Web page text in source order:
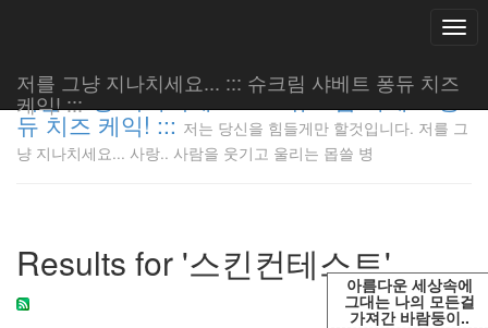
아름다운 세상속에
그대는 나의 모든걸
가져간 바람둥이..
저를 그냥 지나치세요... ::: 슈크림 샤베트 퐁듀 치즈
케익! :::
저를 그냥 지나치세요... ::: 슈크림 샤베트 퐁
듀 치즈 케익! ::: 저는 당신을 힘들게만 할것입니다. 저를 그
냥 지나치세요... 사랑.. 사람을 웃기고 울리는 몹쓸 병
Results for '스킨컨테스트'
저는 당신
을 힘들게
지나치세
요... 사
랑.. 사람